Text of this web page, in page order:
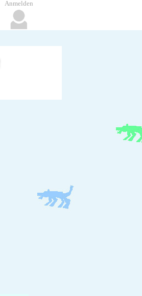
Anmelden